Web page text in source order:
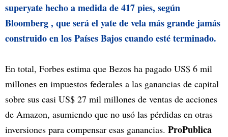
superyate hecho a medida de 417 pies, según
Bloomberg , que será el yate de vela más grande jamás
construido en los Países Bajos cuando esté terminado.
En total, Forbes estima que Bezos ha pagado US$ 6 mil
millones en impuestos federales a las ganancias de capital
sobre sus casi US$ 27 mil millones de ventas de acciones
de Amazon, asumiendo que no usó las pérdidas en otras
inversiones para compensar esas ganancias. ProPublica